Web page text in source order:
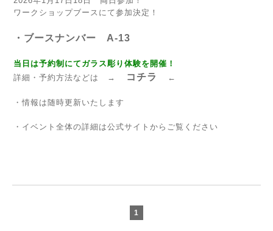
ワークショップブースにて参加決定！
・ブースナンバー A-13
当日は予約制にてガラス彫り体験を開催！
詳細・予約方法などは →
コチラ ←
・情報は随時更新いたします
・イベント全体の詳細は公式サイトからご覧ください
1